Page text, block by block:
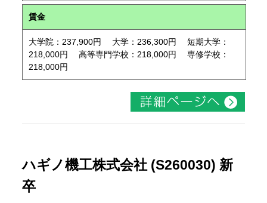
賃金
大学院：237,900円 大学：236,300円 短期大学：
218,000円 高等専門学校：218,000円 専修学校：
218,000円
ハギノ機工株式会社 (S260030) 新
卒